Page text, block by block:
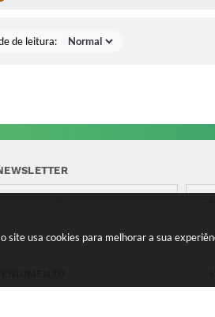
site usa cookies para melhorar a sua
de leitura:
feira a Quinta 08:00 às